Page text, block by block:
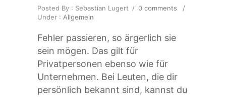
Posted By : Sebastian Lugert / 0 comments
/
Under : Allgemein
Fehler passieren, so ärgerlich sie
sein mögen. Das gilt für
Privatpersonen ebenso wie für
Unternehmen. Bei Leuten, die dir
persönlich bekannt sind, kannst du